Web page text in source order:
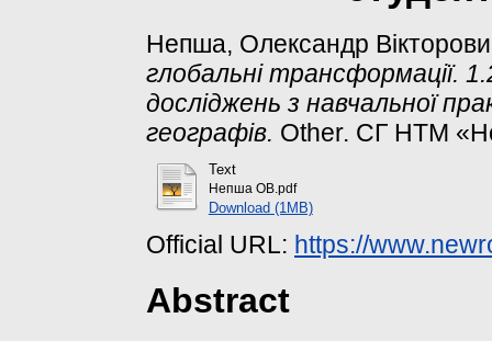
Непша, Олександр
глобальні трансформації.
досліджень з навчальної
географів. Other. СГ НТМ
Text
Непша ОВ.pdf
Download (1MB)
Official URL: https://
Abstract